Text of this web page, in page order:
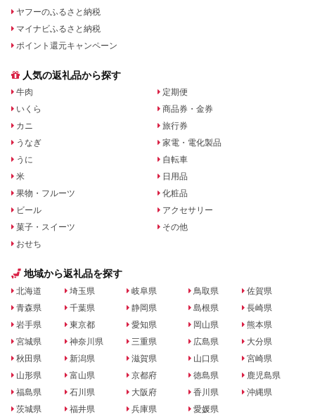
ヤフーのふるさと納税
マイナビふるさと納税
ポイント還元キャンペーン
人気の返礼品から探す
牛肉
いくら
カニ
うなぎ
うに
米
果物・フルーツ
ビール
菓子・スイーツ
おせち
定期便
商品券・金券
旅行券
家電・電化製品
自転車
日用品
化粧品
アクセサリー
その他
地域から返礼品を探す
北海道
青森県
岩手県
宮城県
秋田県
山形県
福島県
茨城県
埼玉県
千葉県
東京都
神奈川県
新潟県
富山県
石川県
福井県
岐阜県
静岡県
愛知県
三重県
滋賀県
京都府
大阪府
兵庫県
鳥取県
島根県
岡山県
広島県
山口県
徳島県
香川県
愛媛県
佐賀県
長崎県
熊本県
大分県
宮崎県
鹿児島県
沖縄県